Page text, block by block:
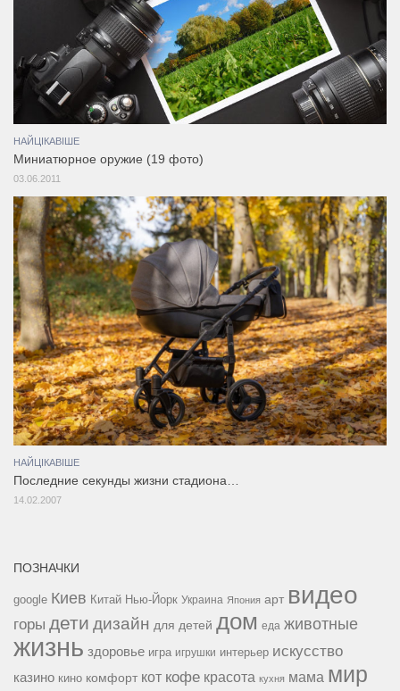
НАЙЦІКАВІШЕ
Миниатюрное оружие (19 фото)
03.06.2011
НАЙЦІКАВІШЕ
Последние секунды жизни стадиона…
14.02.2007
ПОЗНАЧКИ
google Киев Китай Нью-Йорк Украина Япония арт видео
горы дети дизайн для детей дом еда животные
жизнь здоровье игра игрушки интерьер искусство
казино кино комфорт кот кофе красота кухня мама мир